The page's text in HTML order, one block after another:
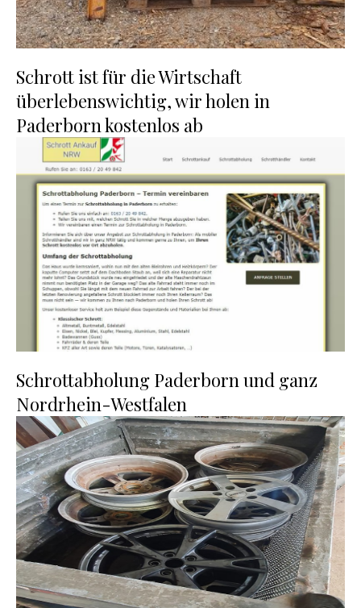
Schrott ist für die Wirtschaft
überlebenswichtig, wir holen in
Paderborn kostenlos ab
Schrottabholung Paderborn und ganz
Nordrhein-Westfalen